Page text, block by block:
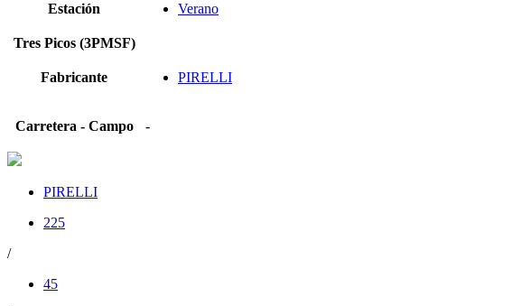
Estación Verano
Tres Picos (3PMSF)
Fabricante PIRELLI
Carretera - Campo -
PIRELLI
225
/
45